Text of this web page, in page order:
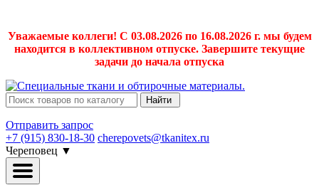
Уважаемые коллеги! С 03.08.2026 по 16.08.2026 г. мы будем
находится в коллективном отпуске. Завершите текущие
задачи до начала отпуска
Найти
Отправить запрос
+7 (915) 830-18-30 cherepovets@tkanitex.ru
Череповец ▼